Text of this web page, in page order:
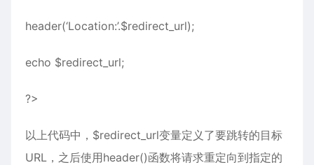
header(‘Location:’.$redirect_url);
echo $redirect_url;
?>
以上代码中，$redirect_url变量定义了要跳转的目标
URL，之后使用header()函数将请求重定向到指定的